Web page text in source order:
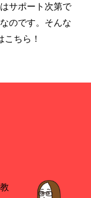
サポート次第で
のです。そんな
ちら！